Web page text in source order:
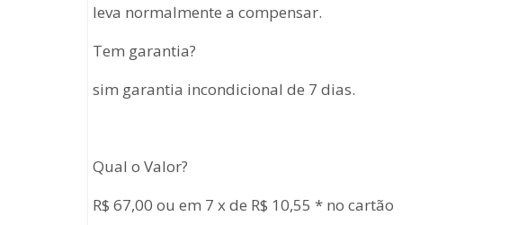
leva normalmente a compensar.
Tem garantia?
sim garantia incondicional de 7 dias.
Qual o Valor?
R$ 67,00 ou em 7 x de R$ 10,55 * no cartão